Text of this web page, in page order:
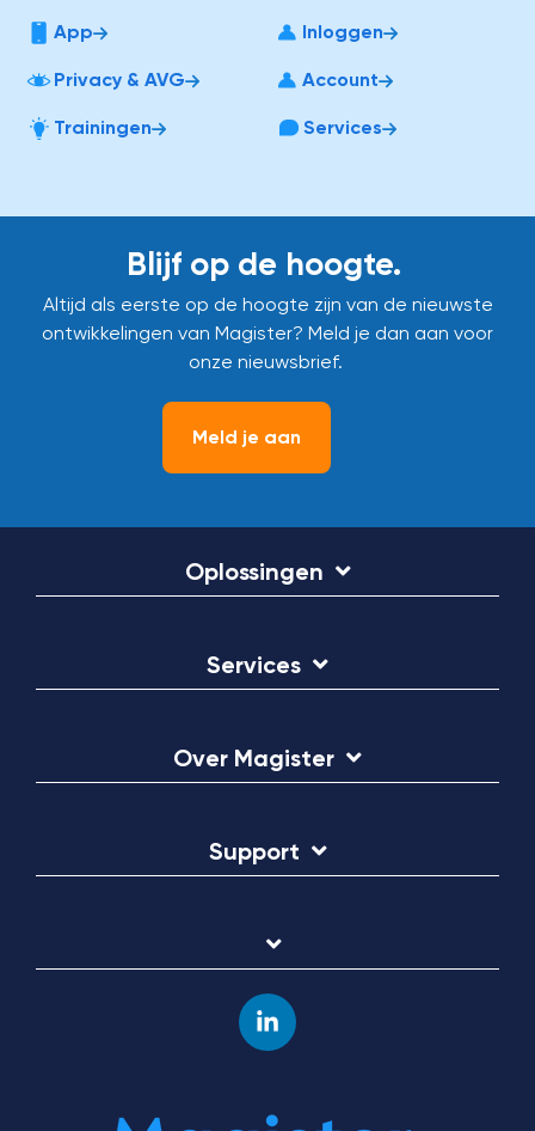
App Inloggen
Privacy & AVG Account
Trainingen Services
Blijf op de hoogte.
Altijd als eerste op de hoogte zijn van de nieuwste
ontwikkelingen van Magister? Meld je dan aan voor
onze nieuwsbrief.
Meld je aan
Oplossingen
Services
Over Magister
Support
Linkedin